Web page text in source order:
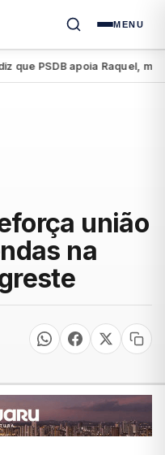
MENU
PSDB apoia Raquel, mas
união
na